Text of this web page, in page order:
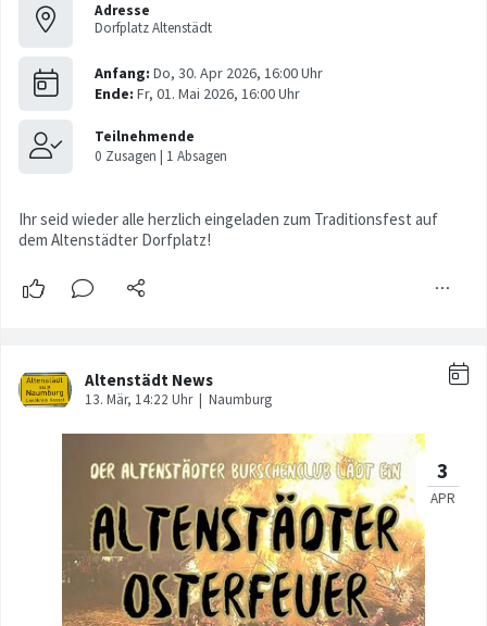
Adresse
Dorfplatz Altenstädt
Ihr seid wieder alle herzlich eingeladen zum Traditionsfest auf
dem Altenstädter Dorfplatz!